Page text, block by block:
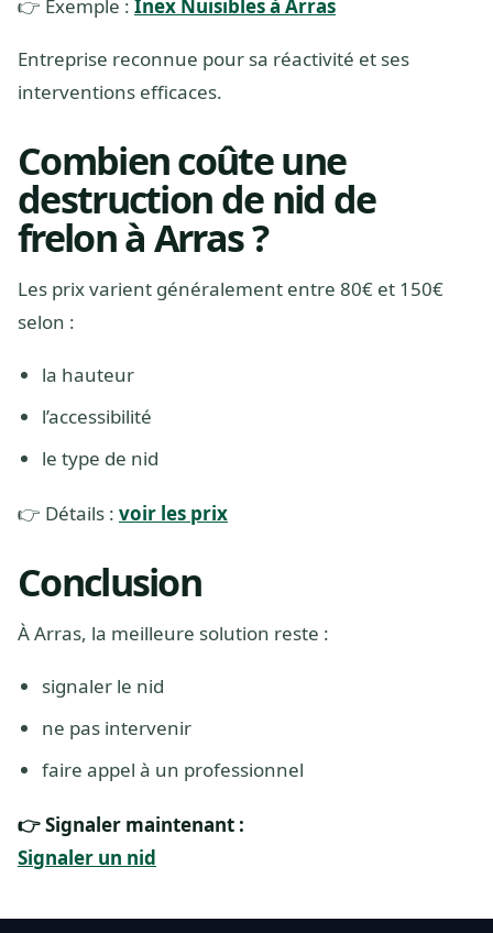
👉 Exemple : Inex Nuisibles à Arras
Entreprise reconnue pour sa réactivité et ses
interventions efficaces.
Combien coûte une
destruction de nid de
frelon à Arras ?
Les prix varient généralement entre 80€ et 150€
selon :
la hauteur
l’accessibilité
le type de nid
👉 Détails : voir les prix
Conclusion
À Arras, la meilleure solution reste :
signaler le nid
ne pas intervenir
faire appel à un professionnel
👉 Signaler maintenant :
Signaler un nid